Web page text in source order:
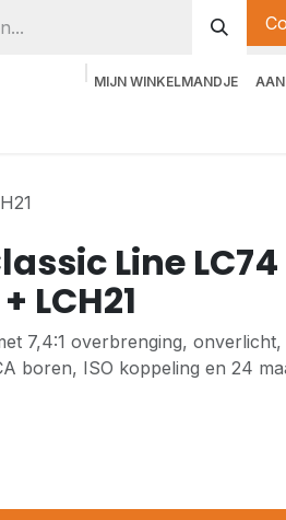
MIJN WINKELMANDJE
Line LC74
LCH21
7,4:1 overbrenging,
boren, ISO koppeling en 24